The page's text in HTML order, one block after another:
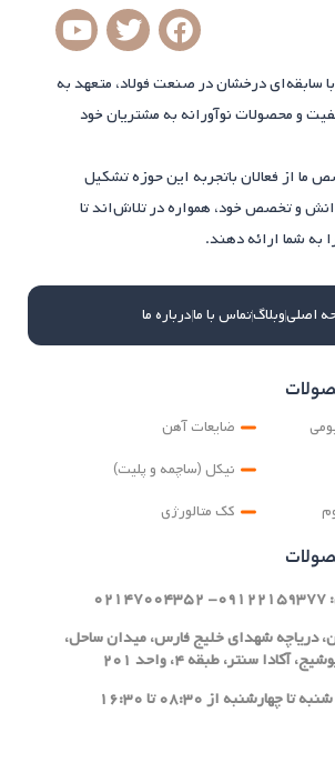
F
a
c
e
b
o
k
T
w
i
t
t
r
Y
o
u
t
سابقه‌ای درخشان در صنعت فولاد، متعهد به
و محصولات نوآورانه به مشتریان خود
ما از فعالان باتجربه این حوزه تشکیل
و تخصص خود، همواره در تلاش‌اند تا
به شما ارائه دهند.
اصلیوبلاگتماس با مادرباره ما
ضایعات آهن
نیکل (ساچمه و پلیت)
کک متالورژی
دریاچه شهدای خلیج فارس، میدان ساحل،
آکادا سنتر، طبقه ۴، واحد ۲۰۱
چهارشنبه از ۰۸:۳۰ تا ۱۶:۳۰